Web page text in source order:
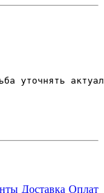
уточнять
Доставка Оплата